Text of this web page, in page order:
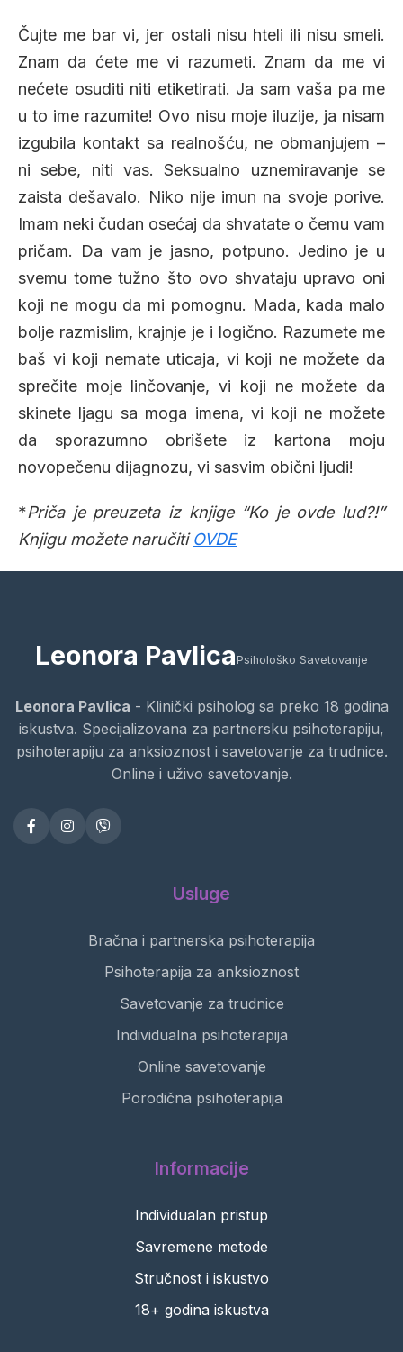
Čujte me bar vi, jer ostali nisu hteli ili nisu smeli.
Znam da ćete me vi razumeti. Znam da me vi
nećete osuditi niti etiketirati. Ja sam vaša pa me
u to ime razumite! Ovo nisu moje iluzije, ja nisam
izgubila kontakt sa realnošću, ne obmanjujem –
ni sebe, niti vas. Seksualno uznemiravanje se
zaista dešavalo. Niko nije imun na svoje porive.
Imam neki čudan osećaj da shvatate o čemu vam
pričam. Da vam je jasno, potpuno. Jedino je u
svemu tome tužno što ovo shvataju upravo oni
koji ne mogu da mi pomognu. Mada, kada malo
bolje razmislim, krajnje je i logično. Razumete me
baš vi koji nemate uticaja, vi koji ne možete da
sprečite moje linčovanje, vi koji ne možete da
skinete ljagu sa moga imena, vi koji ne možete
da sporazumno obrišete iz kartona moju
novopečenu dijagnozu, vi sasvim obični ljudi!
*Priča je preuzeta iz knjige “Ko je ovde lud?!”
Knjigu možete naručitiOVDE
Leonora Pavlica Psihološko Savetovanje
Leonora Pavlica - Klinički psiholog sa preko 18 godina
iskustva. Specijalizovana za partnersku psihoterapiju,
psihoterapiju za anksioznost i savetovanje za trudnice.
Online i uživo savetovanje.
Usluge
Bračna i partnerska psihoterapija
Psihoterapija za anksioznost
Savetovanje za trudnice
Individualna psihoterapija
Online savetovanje
Porodična psihoterapija
Informacije
Individualan pristup
Savremene metode
Stručnost i iskustvo
18+ godina iskustva